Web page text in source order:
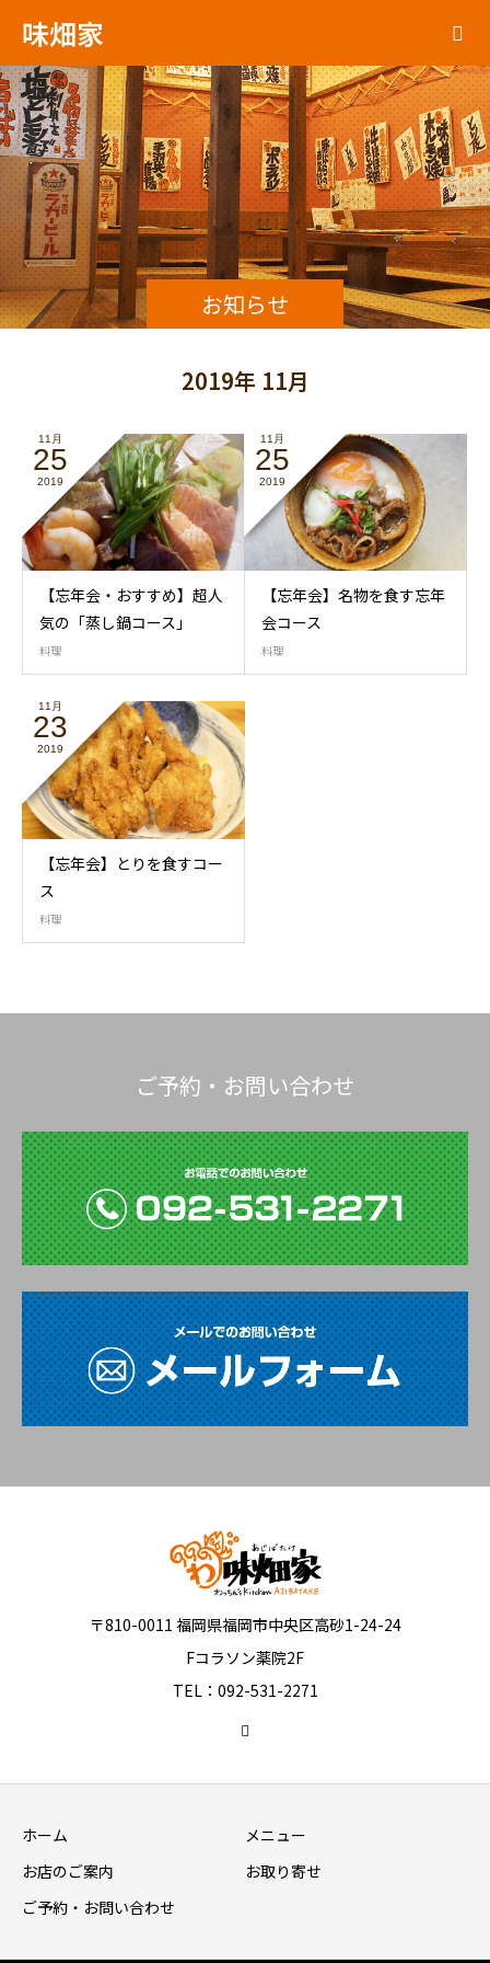
味畑家
お知らせ
2019年 11月
11月
25
2019
【忘年会・おすすめ】超人
気の「蒸し鍋コース」
料理
11月
25
2019
【忘年会】名物を食す忘年
会コース
料理
11月
23
2019
【忘年会】とりを食すコー
ス
料理
ご予約・お問い合わせ
〒810-0011 福岡県福岡市中央区高砂1-24-24
Fコラソン薬院2F
TEL：092-531-2271
ホーム
メニュー
お店のご案内
お取り寄せ
ご予約・お問い合わせ